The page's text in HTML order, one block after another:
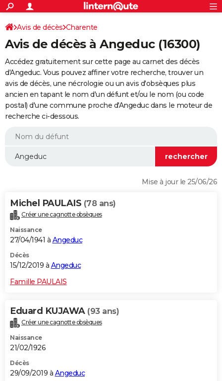
ACTUALITÉS
Politique
Société
Faits Divers
Education
Monde
Villes
+
SPORT
Coupe du monde 2026
Football
Tennis
Cyclisme
Rugby
Forum
Programme TV
TNT
Streaming
Cinéma
Sorties cinéma
Musique
+
FINANCE
Retraite
Impôts
Epargne
Immobilier
Risques naturels par ville
Banque
Assurance
Crédit
AUTO
Essais
Réserver un essai
Citadines
Berlines
SUV
Forum auto
+HIGH-TECH
BRICOLAGE
WEEK-END
Alimentation
Guide de la santé
Maladies
Médicaments
Sommeil
VOYAGE
Destinations
City break
Voyage nature
Voyage de noces
Forum
Climat
+PHOTO
GUIDES D'ACHAT
Carte de Noël
Carte Bonne année
Carte Saint-Valentin
Carte Pâques
Carte d'anniversaire
DICTIONNAIRE
Dictionnaire
Biographies
Citations
Expressions
Proverbes
PROGRAMME TV
S'inscrire
Se connecter
Lycées
Collèges
Primaires
Universités
Entreprises
Service militaire
Avis de recherche
AVIS DE DÉCÈS
Connexion
Avis de décès Charente
Avis de décès à Angeduc (16300)
Accédez gratuitement sur cette page au carnet des décès
d'Angeduc. Vous pouvez affiner votre recherche, trouver un
avis de décès, une nécrologie ou un avis d'obsèques plus
ancien en tapant le nom d'un défunt et/ou le nom (ou code
postal) d'une commune proche d'Angeduc dans le moteur de
recherche ci-dessous.
Mise à jour le 25/06/26
Michel PAULAIS (78 ans)
Créer une cagnotte obsèques
Naissance
27/04/1941 à Angeduc
Décès
15/12/2019 à Angeduc
Famille PAULAIS
Eduard KUJAWA (93 ans)
Créer une cagnotte obsèques
Naissance
21/02/1926
Décès
29/09/2019 à Angeduc